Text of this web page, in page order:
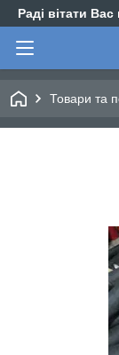
Раді вітати Вас
Товари та